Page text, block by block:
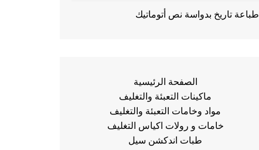
طباعة تاريخ بدواسة نص أتوماتيك
الصفحة الرئيسية
ماكينات التعبئة والتغليف
مواد وخامات التعبئة والتغليف
خامات و رولات اكياس التغليف
طبات اندكشن سيل